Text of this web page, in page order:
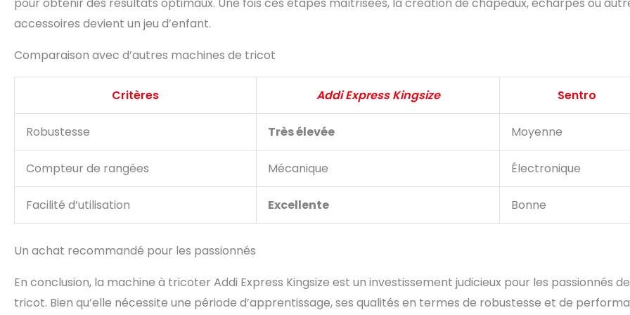
accessoires devient un jeu d’enfant.
Comparaison avec d’autres machines de tricot
Critères Addi Express Kingsize Sentro
Robustesse Très élevée Moyenne
Compteur de rangées Mécanique Électronique
Facilité d’utilisation Excellente Bonne
Un achat recommandé pour les passionnés
En conclusion, la machine à tricoter Addi Express Kingsize est un investissement judicieux pour les passionnés de
tricot. Bien qu’elle nécessite une période d’apprentissage, ses qualités en termes de robustesse et de